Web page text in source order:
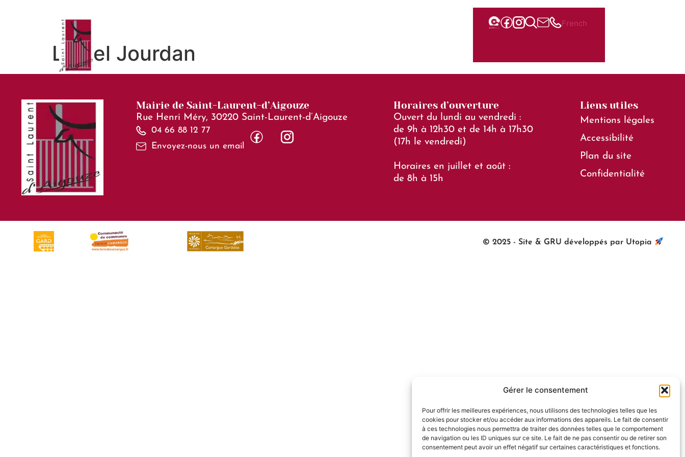
Gérer le consentement
Pour offrir les meilleures expériences, nous utilisons des technologies telles que les
cookies pour stocker et/ou accéder aux informations des appareils. Le fait de consentir
à ces technologies nous permettra de traiter des données telles que le comportement
de navigation ou les ID uniques sur ce site. Le fait de ne pas consentir ou de retirer son
consentement peut avoir un effet négatif sur certaines caractéristiques et fonctions.
French
Lionel Jourdan
Mairie de Saint-Laurent-d’Aigouze
Rue Henri Méry, 30220 Saint-Laurent-d’Aigouze
04 66 88 12 77
Envoyez-nous un email
Horaires d’ouverture
Ouvert du lundi au vendredi :
de 9h à 12h30 et de 14h à 17h30
(17h le vendredi)
Horaires en juillet et août :
de 8h à 15h
Liens utiles
Mentions légales
Accessibilité
Plan du site
Confidentialité
© 2025 - Site & GRU développés par Utopia